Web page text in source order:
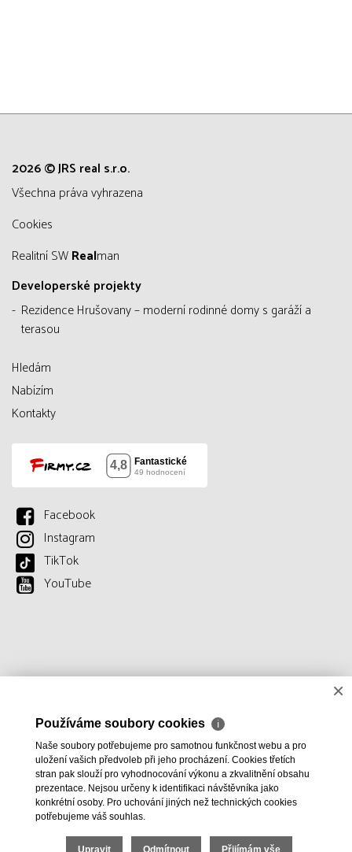
2026 © JRS real s.r.o.
všechna práva vyhrazena
Cookies
Realitní SWRealman
Developerské projekty
Rezidence Hrušovany – moderní rodinné domy s garáží a
terasou
Hledám
Nabízím
Kontakty
Facebook
Instagram
TikTok
YouTube
×
Používáme soubory cookies ℹ
Naše soubory potřebujeme pro samotnou funkčnost webu a pro
uložení vašich předvoleb při jeho procházení. Cookies třetích
stran pak slouží pro vyhodnocování výkonu a zkvalitnění obsahu
prezentace. Nejsou určeny k identifikaci návštěvníka jako
konkrétní osoby. Pro uchování jiných než technických cookies
potřebujeme váš souhlas.
Upravit Odmítnout Přijímám vše